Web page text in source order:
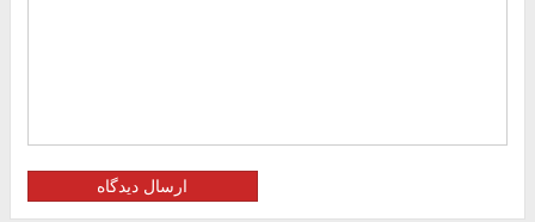
ارسال دیدگاه